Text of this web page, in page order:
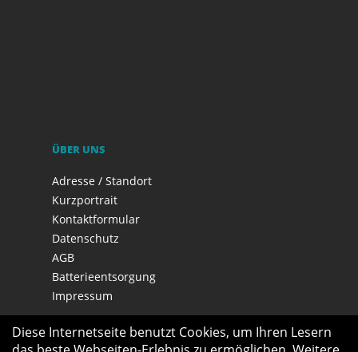
ÜBER UNS
Adresse / Standort
Kurzportrait
Kontaktformular
Datenschutz
AGB
Batterieentsorgung
Impressum
Diese Internetseite benutzt Cookies, um Ihren Lesern